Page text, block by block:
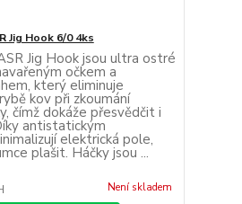
Jig Hook 6/0 4ks
Jig Hook jsou ultra ostré
očkem a
který eliminuje
kov při zkoumání
čímž dokáže přesvědčit i
antistatickým
elektrická pole,
plašit. Háčky jsou ...
Není skladem